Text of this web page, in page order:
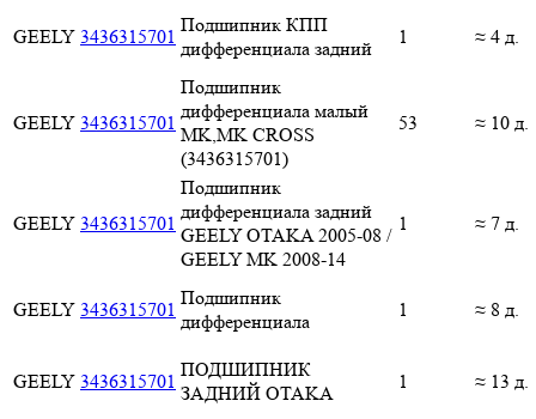
GEELY 3436315701
Подшипник КПП
дифференциала задний
1 ≈ 4 д.
GEELY 3436315701
Подшипник
дифференциала малый
MK,MK CROSS
(3436315701)
53 ≈ 10 д.
GEELY 3436315701
Подшипник
дифференциала задний
GEELY OTAKA 2005-08 /
GEELY MK 2008-14
1 ≈ 7 д.
GEELY 3436315701
Подшипник
дифференциала
1 ≈ 8 д.
GEELY 3436315701
ПОДШИПНИК
ЗАДНИЙ OTAKA
1 ≈ 13 д.